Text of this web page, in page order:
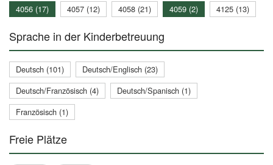
4056 (17)
4057 (12) 4058 (21) 4059 (2) 4125 (13)
Sprache in der Kinderbetreuung
Deutsch (101)
Deutsch/Englisch (23)
Deutsch/Französisch (4)
Deutsch/Spanisch (1)
Französisch (1)
Freie Plätze